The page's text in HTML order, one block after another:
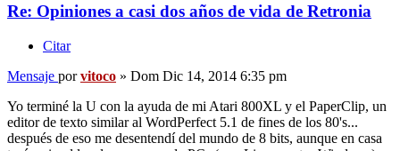
Re: Opiniones a casi dos años de vida de Retronia
Citar
Mensaje porvitoco » Dom Dic 14, 2014 6:35 pm
Yo terminé la U con la ayuda de mi Atari 800XL y el PaperClip, un
editor de texto similar al WordPerfect 5.1 de fines de los 80's...
después de eso me desentendí del mundo de 8 bits, aunque en casa